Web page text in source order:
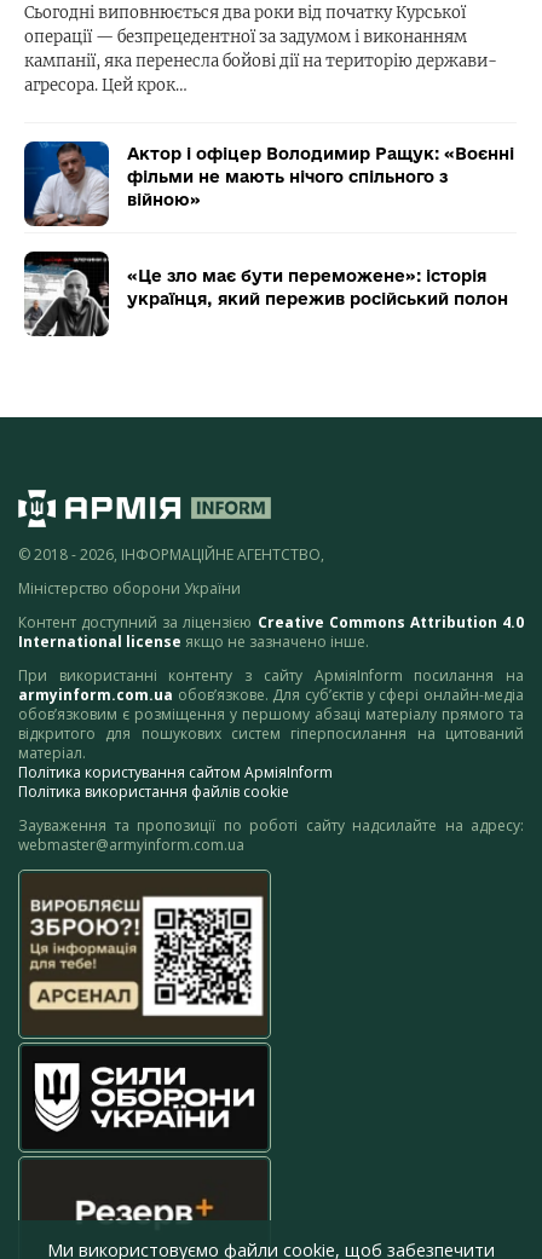
Сьогодні виповнюється два роки від початку Курської
операції — безпрецедентної за задумом і виконанням
кампанії, яка перенесла бойові дії на територію держави-
агресора. Цей крок…
Актор і офіцер Володимир Ращук: «Воєнні
фільми не мають нічого спільного з
війною»
«Це зло має бути переможене»: історія
українця, який пережив російський полон
© 2018 - 2026, ІНФОРМАЦІЙНЕ АГЕНТСТВО,
Міністерство оборони України
Контент доступний за ліцензією Creative Commons Attribution 4.0
International license якщо не зазначено інше.
При використанні контенту з сайту АрміяInform посилання на
armyinform.com.ua обов’язкове. Для суб’єктів у сфері онлайн-медіа
обов’язковим є розміщення у першому абзаці матеріалу прямого та
відкритого для пошукових систем гіперпосилання на цитований
матеріал.
Політика користування сайтом АрміяInform
Політика використання файлів cookie
Зауваження та пропозиції по роботі сайту надсилайте на адресу:
webmaster@armyinform.com.ua
Ми використовуємо файли cookie, щоб забезпечити